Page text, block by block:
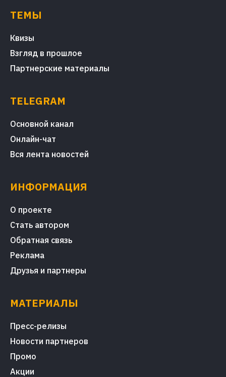
ТЕМЫ
Квизы
Взгляд в прошлое
Партнерские материалы
TELEGRAM
Основной канал
Онлайн-чат
Вся лента новостей
ИНФОРМАЦИЯ
О проекте
Стать автором
Обратная связь
Реклама
Друзья и партнеры
МАТЕРИАЛЫ
Пресс-релизы
Новости партнеров
Промо
Акции